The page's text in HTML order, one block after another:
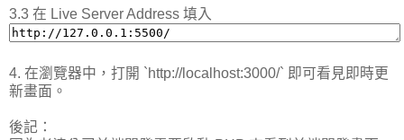
3.3 在 Live Server Address 填入
4. 在瀏覽器中，打開 `http://localhost:3000/` 即可看見即時更
新畫面。
後記：